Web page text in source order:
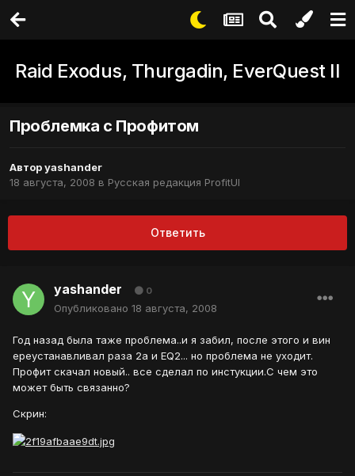
Raid Exodus, Thurgadin, EverQuest II
Проблемка с Профитом
Авторyashander
18 августа, 2008 в Русская редакция ProfitUI
Ответить
yashander 0
Опубликовано 18 августа, 2008
Год назад была таже проблема..и я забил, после этого и вин
ереустанавливал раза 2а и EQ2... но проблема не уходит.
Профит скачал новый.. все сделал по инстукции.С чем это
может быть связанно?
Скрин: